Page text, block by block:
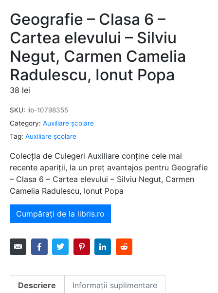
Geografie – Clasa 6 –
Cartea elevului – Silviu
Negut, Carmen Camelia
Radulescu, Ionut Popa
38 lei
SKU: lib-10798355
Category: Auxiliare şcolare
Tag: Auxiliare şcolare
Colecția de Culegeri Auxiliare conține cele mai
recente apariții, la un preț avantajos pentru Geografie
– Clasa 6 – Cartea elevului – Silviu Negut, Carmen
Camelia Radulescu, Ionut Popa
Cumpărați de la libris.ro
Descriere Informații suplimentare